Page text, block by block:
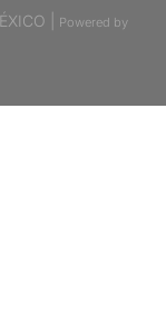
|
Powered by